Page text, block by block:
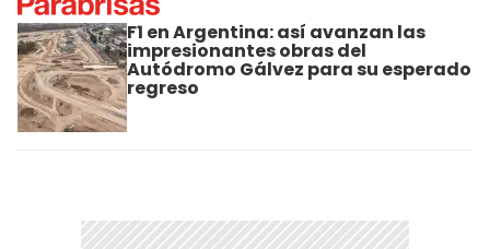
F1 en Argentina: así avanzan las
impresionantes obras del
Autódromo Gálvez para su esperado
regreso